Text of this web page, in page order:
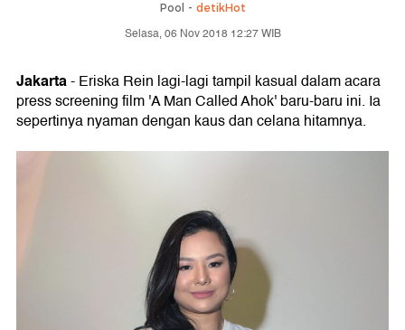
Pool - detikHot
Selasa, 06 Nov 2018 12:27 WIB
Jakarta- Eriska Rein lagi-lagi tampil kasual dalam acara
press screening film 'A Man Called Ahok' baru-baru ini. Ia
sepertinya nyaman dengan kaus dan celana hitamnya.